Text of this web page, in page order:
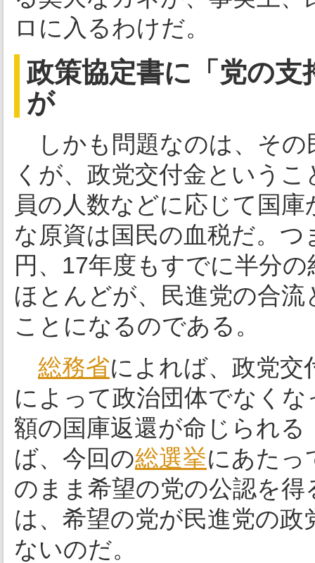
ロに入るわけだ。
政策協定書に「党の
が
しかも問題なのは、その
くが、政党交付金という
員の人数などに応じて国
な原資は国民の血税だ。
円、17年度もすでに半分
ほとんどが、民進党の合
ことになるのである。
総務省によれば、政党交
によって政治団体でなく
額の国庫返還が命じられ
ば、今回の総選挙にあたっ
のまま希望の党の公認を
は、希望の党が民進党の政
ないのだ。